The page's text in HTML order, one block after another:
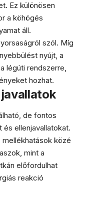
Ez különösen
a köhögés
áll.
szól. Míg
nyújt, a
légúti rendszerre,
hozhat.
de fontos
ellenjavallatokat.
közé
mint a
előfordulhat
reakció